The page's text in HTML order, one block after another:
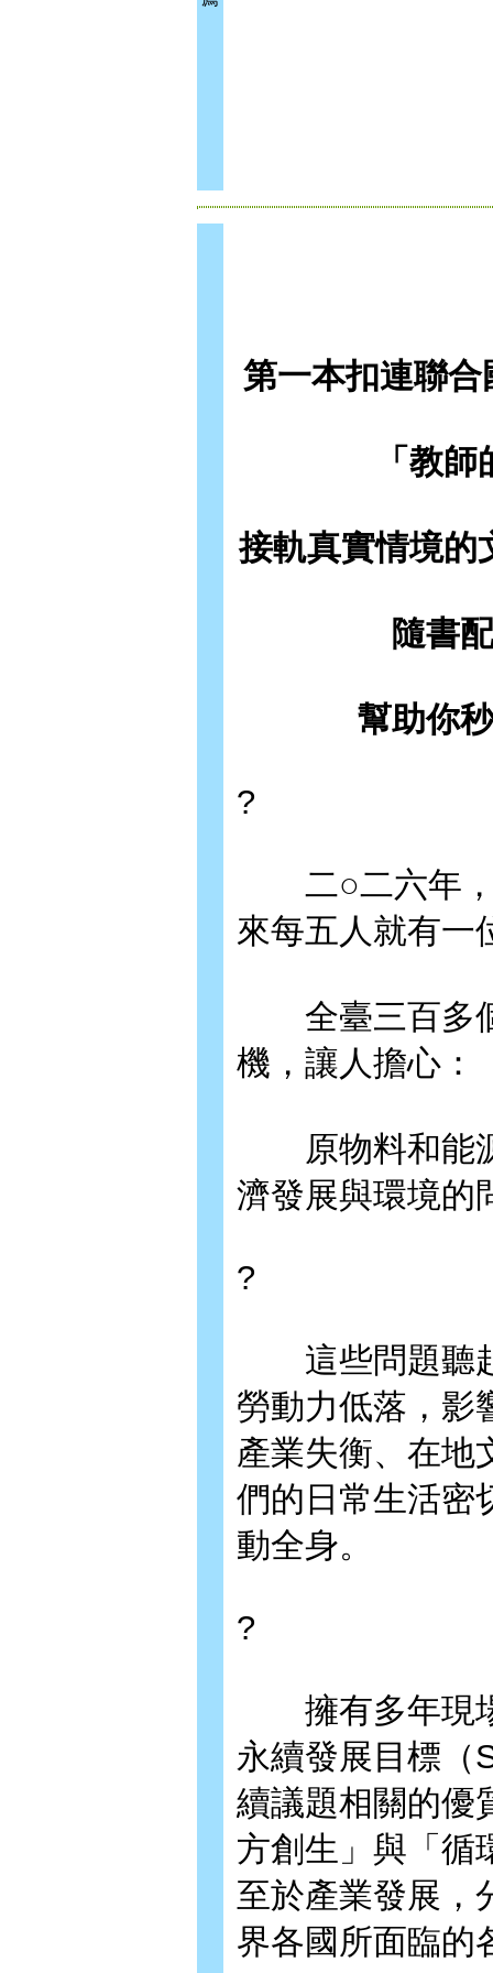
第一本扣連聯
「教
接軌真實情境的
隨書
幫助你
?
二○二六年，
來每五人就有一
全臺三百多個
機，讓人擔心：
原物料和能源
濟發展與環境
?
這些問題聽起
勞動力低落，影
產業失衡、在地
們的日常生活密
動全身。
?
擁有多年現場
永續發展目標（
續議題相關的優
方創生」與「循
至於產業發展，
界各國所面臨的